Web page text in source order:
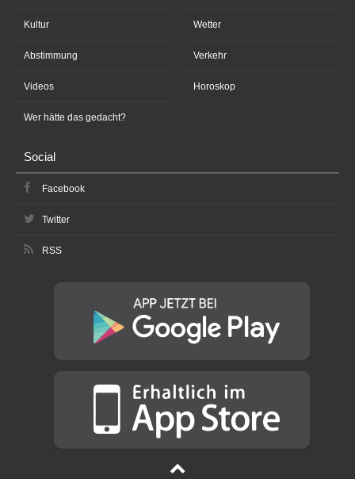
Kultur
Abstimmung
Videos
Wer hätte das gedacht?
Wetter
Verkehr
Horoskop
Social
Facebook
Twitter
RSS